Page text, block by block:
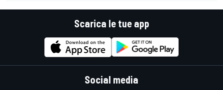
Scarica le tue app
Social media